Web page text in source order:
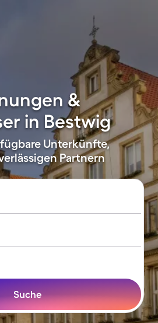
&
in Bestwig
Unterkünfte,
Partnern
Suche